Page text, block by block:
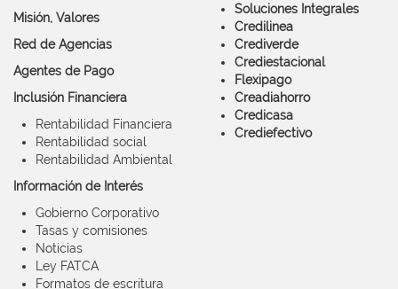
Misión, Valores
Red de Agencias
Agentes de Pago
Inclusión Financiera
Rentabilidad Financiera
Rentabilidad social
Rentabilidad Ambiental
Información de Interés
Gobierno Corporativo
Tasas y comisiones
Noticias
Ley FATCA
Formatos de escritura
Soluciones Integrales
Credilinea
Crediverde
Crediestacional
Flexipago
Creadiahorro
Credicasa
Crediefectivo